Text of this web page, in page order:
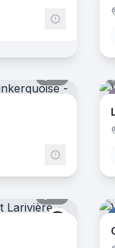
Peugeot